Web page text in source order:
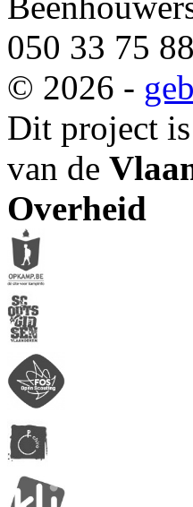
050 33 75
© 2026 -
Dit project
van de
Overheid